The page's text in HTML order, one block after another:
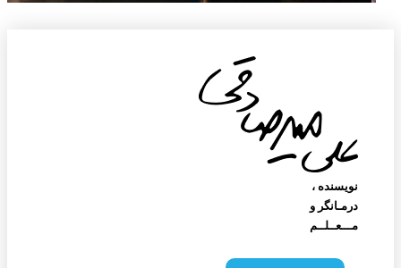
نویسنده‌ ،
درمـانگر و
مـــعــلــم